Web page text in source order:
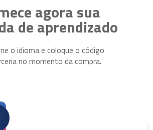
agora sua
de aprendizado
o idioma e coloque o código
no momento da compra.